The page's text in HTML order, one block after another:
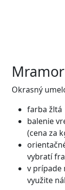
Okrasný
farba žltá
balenie
(cena za
vybratí
v prípade
využite